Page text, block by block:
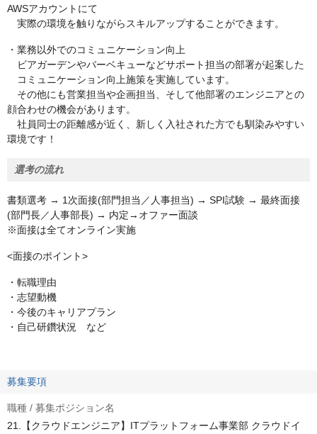
AWSアカウントにて
実際の環境を触りながらスキルアップすることができます。
・業務以外でのコミュニケーション向上
ビアガーデンやバーベキューなどサポート担当の部署が起案した
コミュニケーション向上施策を実施しています。
その他にも営業担当や企画担当、そして他部署のエンジニアとの
顔合わせの機会があります。
社員同士の距離感が近く、新しく入社された方でも馴染みやすい
環境です！
選考の流れ
書類選考 → 1次面接(部門担当／人事担当) → SPI試験 → 最終面接
(部門長／人事部長) → 内定→オファー面談
※面接は全てオンライン実施
<面接のポイント>
・転職理由
・志望動機
・今後のキャリアプラン
・自己研鑽状況 など
募集要項
職種 / 募集ポジション名
21.【クラウドエンジニア】ITプラットフォーム事業部 クラウドイ